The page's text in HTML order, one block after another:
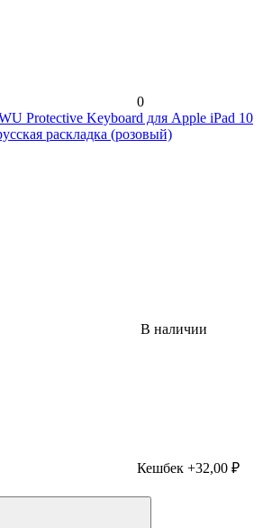
0
Protective Keyboard для Apple iPad 10
раскладка (розовый)
В наличии
Кешбек +32,00 ₽